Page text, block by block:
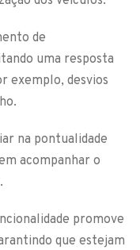
de
uma resposta
exemplo, desvios
na pontualidade
acompanhar o
promove
que estejam